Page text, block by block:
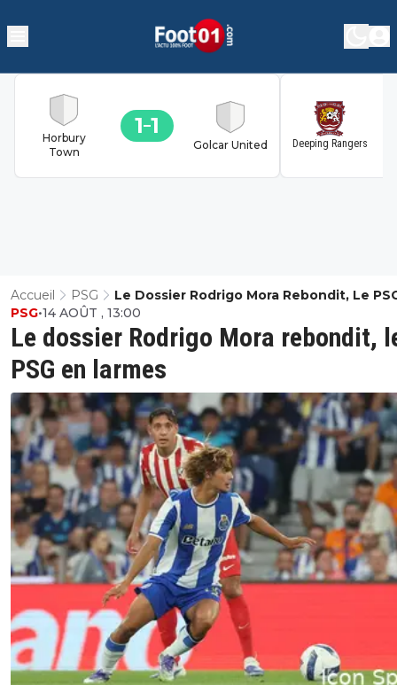
Horbury
Town
1 1
Golcar United Deeping Rangers
Accueil PSG
Le Dossier Rodrigo Mora Rebondit, Le
Larmes
Le dossier Rodrigo Mora rebondit,
PSG en larmes
PSG•14 AOÛT , 13:00